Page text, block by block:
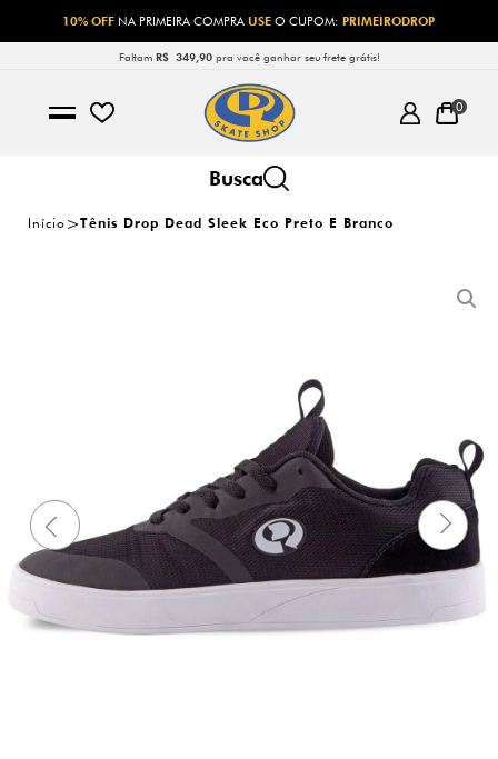
10% OFF NA PRIMEIRA COMPRAUSEO CUPOM:PRIMEIRODROP
Faltam R$ 349,90pra você ganhar seu frete grátis!
0
Início Tênis Drop Dead Sleek Eco Preto E Branco